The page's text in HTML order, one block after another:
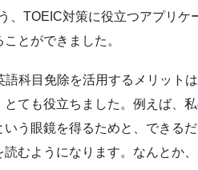
、TOEIC対策に役立つアプリ
とができました。
科目免除を活用するメリット
ても役立ちました。例えば、
いう眼鏡を得るためと、できる
むようになります。なんとか